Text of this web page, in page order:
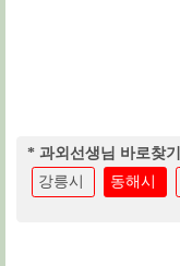
* 과외선생님 바로찾기
강릉시
동해시